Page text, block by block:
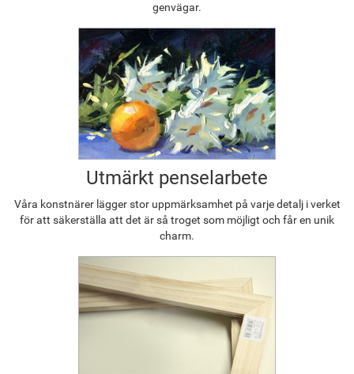
genvägar.
Utmärkt penselarbete
Våra konstnärer lägger stor uppmärksamhet på varje detalj i verket
för att säkerställa att det är så troget som möjligt och får en unik
charm.